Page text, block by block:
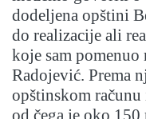
dodeljena opštini
do realizacije ali
koje sam
Radojević. Prema
opštinskom
od čega je oko 150